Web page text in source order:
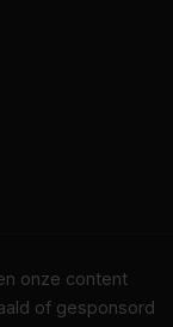
onze content
of gesponsord